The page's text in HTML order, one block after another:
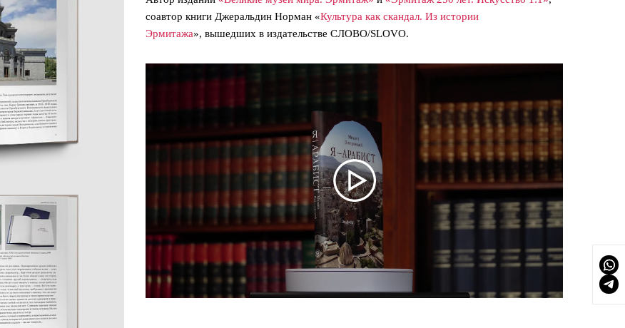
соавтор книги Джеральдин Норман «Культура как скандал. Из истории
Эрмитажа», вышедших в издательстве СЛОВО/SLOVO.